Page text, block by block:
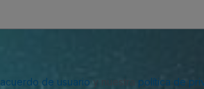
acuerdo de usuario y nuestra política de